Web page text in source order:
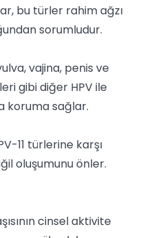
bu türler rahim ağzı
sorumludur.
vajina, penis ve
gibi diğer HPV ile
koruma sağlar.
11 türlerine karşı
oluşumunu önler.
cinsel aktivite